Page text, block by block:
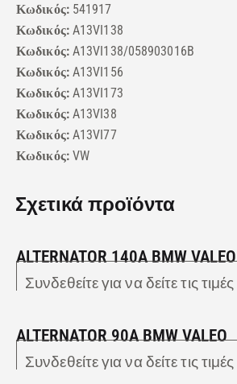
Κωδικός: 541917
Κωδικός: A13VI138
Κωδικός: A13VI138/058903016B
Κωδικός: A13VI156
Κωδικός: A13VI173
Κωδικός: A13VI38
Κωδικός: A13VI77
Κωδικός: VW
Σχετικά προϊόντα
ALTERNATOR 140A BMW VALEO
Συνδεθείτε για να δείτε τις τιμές
ALTERNATOR 90A BMW VALEO
Συνδεθείτε για να δείτε τις τιμές